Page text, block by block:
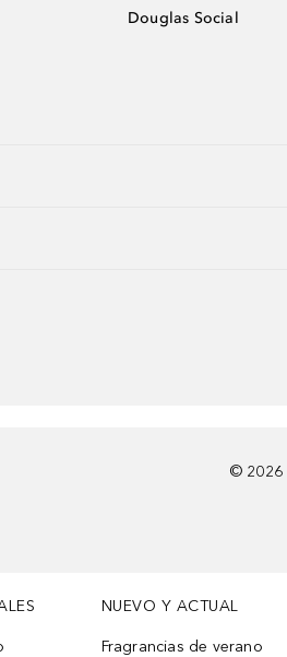
Douglas Social
© 2026
NUEVO Y ACTUAL
Fragrancias de verano